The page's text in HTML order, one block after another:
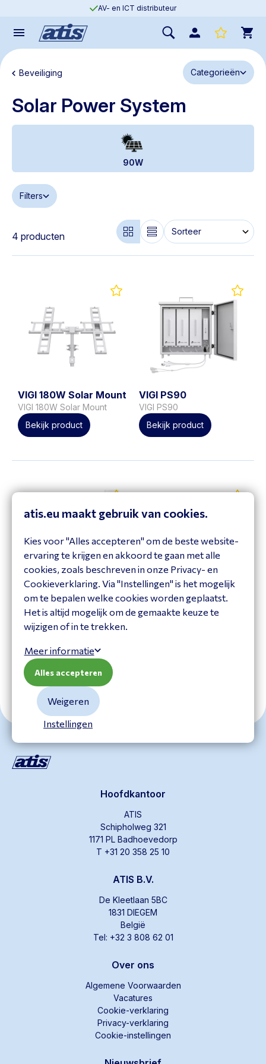
AV- en ICT distributeur
Beveiliging Categorieën
Solar Power System
90W
Filters
4 producten
VIGI 180W Solar Mount
VIGI 180W Solar Mount
Bekijk product
VIGI PS90
VIGI PS90
Bekijk product
VIGI SP9030
VIGI SP9030
Bekijk product
VIGI Solar Panel 90W
VIGI Solar Panel 90W
Hoofdkantoor
ATIS
Schipholweg 321
1171 PL Badhoevedorp
T +31 20 358 25 10
ATIS B.V.
De Kleetlaan 5BC
1831 DIEGEM
België
Tel: +32 3 808 62 01
Over ons
Algemene Voorwaarden
Vacatures
Cookie-verklaring
Privacy-verklaring
Cookie-instellingen
atis.eu maakt gebruik van cookies.
Kies voor "Alles accepteren" om de beste website-
ervaring te krijgen en akkoord te gaan met alle
cookies, zoals beschreven in onze Privacy- en
Cookieverklaring. Via "Instellingen" is het mogelijk
om te bepalen welke cookies worden geplaatst.
Het is altijd mogelijk om de gemaakte keuze te
wijzigen of in te trekken.
Meer informatie
Instellingen
Weigeren
Alles accepteren